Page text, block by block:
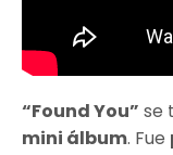
“Found You” se
mini álbum. Fue